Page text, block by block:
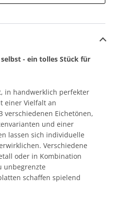
- ein tolles Stück für
in handwerklich perfekter
einer Vielfalt an
verschiedenen Eichetönen,
und einer
lassen sich individuelle
Verschiedene
oder in Kombination
unbegrenzte
schaffen spielend